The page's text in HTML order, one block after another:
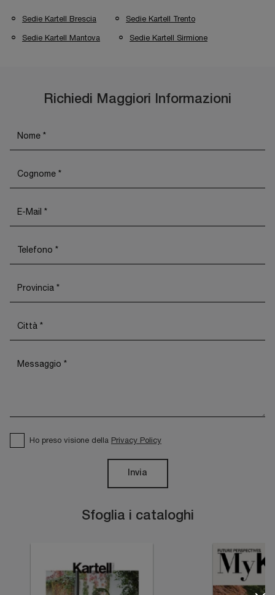
Sedie Kartell Brescia Sedie Kartell Trento
Sedie Kartell Mantova Sedie Kartell Sirmione
Sfoglia i cataloghi
Richiedi Maggiori Informazioni
Ho preso visione della Privacy Policy
Invia